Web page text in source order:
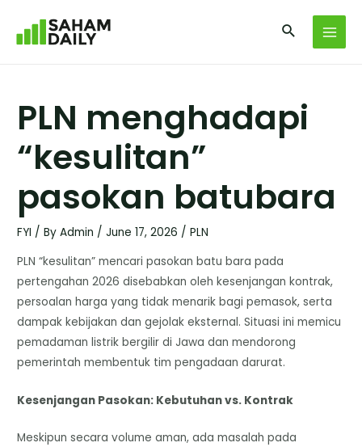
PLN menghadapi
“kesulitan”
pasokan batubara
FYI / ByAdmin /June 17, 2026 /PLN
PLN “kesulitan” mencari pasokan batu bara pada
pertengahan 2026 disebabkan oleh kesenjangan kontrak,
persoalan harga yang tidak menarik bagi pemasok, serta
dampak kebijakan dan gejolak eksternal. Situasi ini memicu
pemadaman listrik bergilir di Jawa dan mendorong
pemerintah membentuk tim pengadaan darurat.
Kesenjangan Pasokan: Kebutuhan vs. Kontrak
Meskipun secara volume aman, ada masalah pada